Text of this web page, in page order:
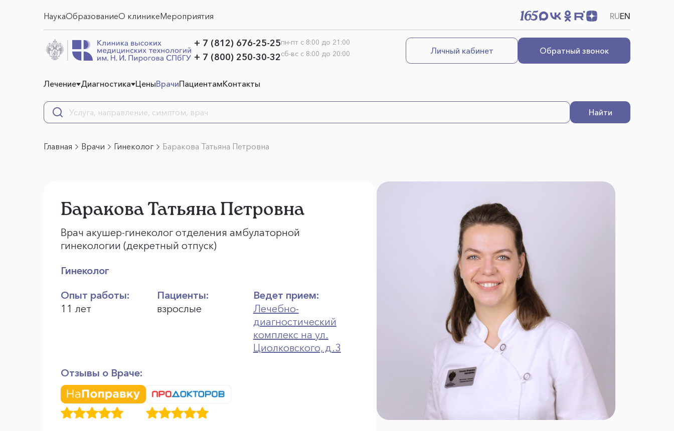
НаукаОбразованиеО клиникеМероприятия RUEN
+ 7 (812) 676-25-25
+ 7 (800) 250-30-32
пн-пт с 8:00 до 21:00
сб-вс с 8:00 до 20:00
Обратный звонок
Личный кабинет
Лечение Диагностика ЦеныВрачиПациентамКонтакты
Найти
Главная Врачи Гинеколог Баракова Татьяна Петровна
Баракова Татьяна Петровна
Врач акушер-гинеколог отделения амбулаторной
гинекологии (декретный отпуск)
Гинеколог
Опыт работы:
11 лет
Пациенты:
взрослые
Ведет прием:
Лечебно-
диагностический
комплекс на ул.
Циолковского, д.3
Отзывы о Враче: